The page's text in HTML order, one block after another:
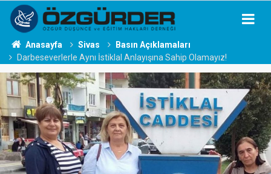
Anasayfa Sivas
Basın Açıklamaları
Darbeseverlerle Aynı İstiklal Anlayışına Sahip Olamayız!